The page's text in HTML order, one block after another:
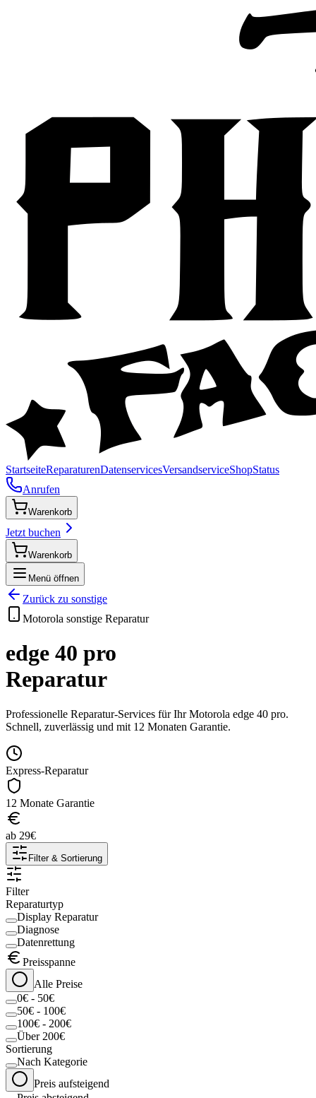
StartseiteReparaturenDatenservicesVersandserviceShopStatus
Anrufen
Warenkorb
Jetzt buchen
Warenkorb
Menü öffnen
Zurück zu sonstige
Motorola sonstige Reparatur
edge 40 pro
Reparatur
Professionelle Reparatur-Services für IhrMotorola edge 40 pro.
Schnell, zuverlässig und mit 12 Monaten Garantie.
Express-Reparatur
12 Monate Garantie
ab 29€
Filter & Sortierung
Filter
Reparaturtyp
Display Reparatur
Diagnose
Datenrettung
Preisspanne
Alle Preise
0€ - 50€
50€ - 100€
100€ - 200€
Über 200€
Sortierung
Nach Kategorie
Preis aufsteigend